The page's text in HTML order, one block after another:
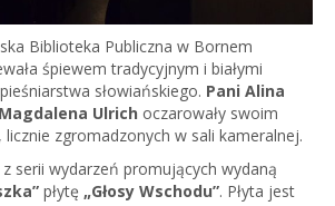
Biblioteka Publiczna w Bornem
śpiewem tradycyjnym i białymi
słowiańskiego. Pani Alina
Ulrich oczarowały swoim
licznie zgromadzonych w sali kameralnej.
serii wydarzeń promujących wydaną
płytę „Głosy Wschodu”. Płyta jest